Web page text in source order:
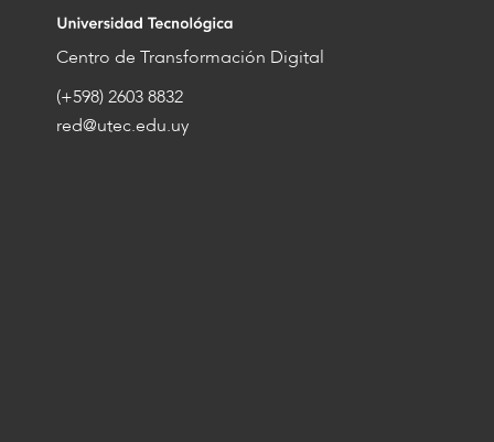
Centro de Transformación Digital
(+598) 2603 8832
red@utec.edu.uy